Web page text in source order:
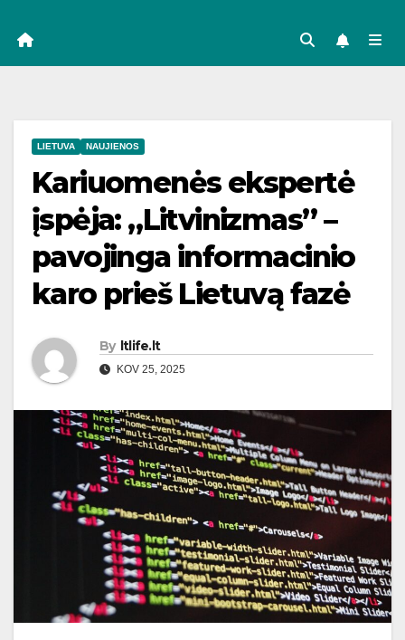
LIETUVA NAUJIENOS
Kariuomenės ekspertė
įspėja: „Litvinizmas” –
pavojinga informacinio
karo prieš Lietuvą fazė
By ltlife.lt
KOV 25, 2025